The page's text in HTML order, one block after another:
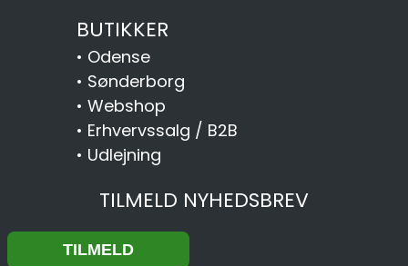
BUTIKKER
• Odense
• Sønderborg
• Webshop
• Erhvervssalg / B2B
• Udlejning
TILMELD NYHEDSBREV